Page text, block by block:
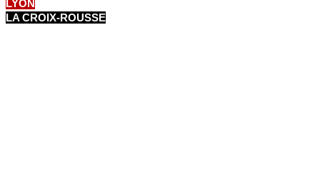
LYON
LA CROIX-ROUSSE